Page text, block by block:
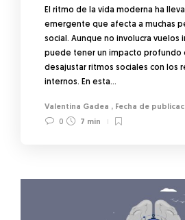
El ritmo de la vida moderna ha
emergente que afecta a muchas
social. Aunque no involucra vuelos
puede tener un impacto profundo
desajustar ritmos sociales con los
internos. En esta…
Valentina Gadea ,
0
7 min